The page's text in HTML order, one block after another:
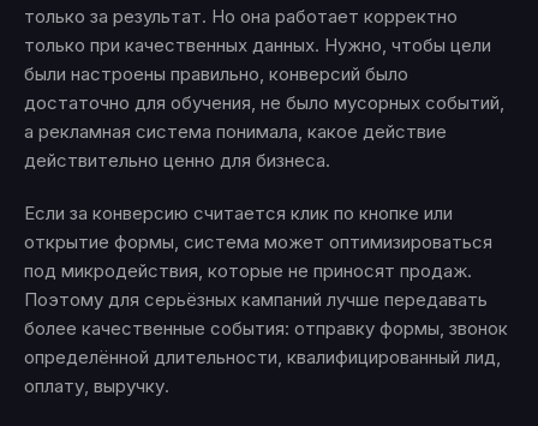
только за результат. Но она работает корректно
только при качественных данных. Нужно, чтобы цели
были настроены правильно, конверсий было
достаточно для обучения, не было мусорных событий,
а рекламная система понимала, какое действие
действительно ценно для бизнеса.
Если за конверсию считается клик по кнопке или
открытие формы, система может оптимизироваться
под микродействия, которые не приносят продаж.
Поэтому для серьёзных кампаний лучше передавать
более качественные события: отправку формы, звонок
определённой длительности, квалифицированный лид,
оплату, выручку.